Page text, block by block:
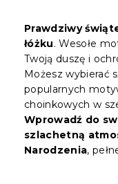
Prawdziwy
łóżku. Wesołe
Twoją duszę i
Możesz wybierać
popularnych
choinkowych w
Wprowadź do
szlachetną
Narodzenia,